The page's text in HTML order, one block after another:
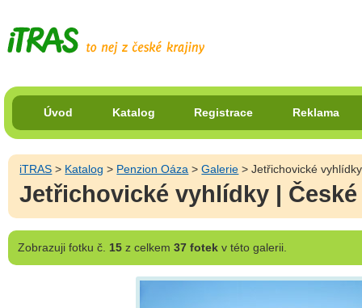
Úvod Katalog Registrace Reklama
iTRAS > Katalog > Penzion Oáza >Galerie > Jetřichovické
Jetřichovické vyhlídky |
Zobrazujifotku č. 15z celkem 37 fotekv této galerii.